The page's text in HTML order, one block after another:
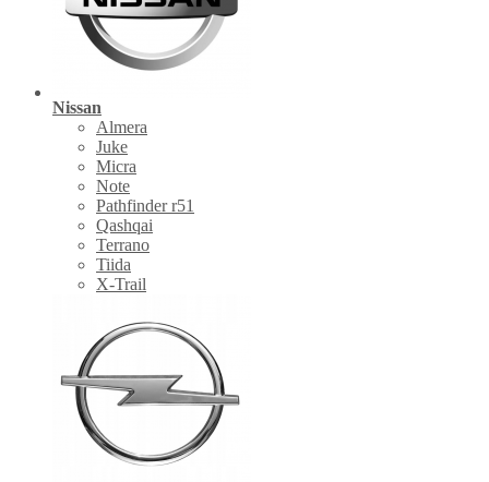
Nissan
Almera
Juke
Micra
Note
Pathfinder r51
Qashqai
Terrano
Tiida
X-Trail